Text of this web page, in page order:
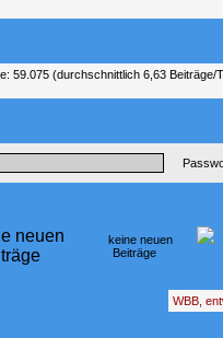
59.075 (durchschnittlich 6,63 Beiträge/
keine neuen
Beiträge
WBB,